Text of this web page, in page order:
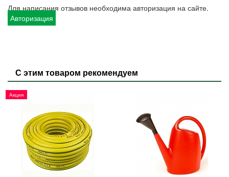
Для написания отзывов необходима авторизация на сайте.
Авторизация
С этим товаром рекомендуем
Акция